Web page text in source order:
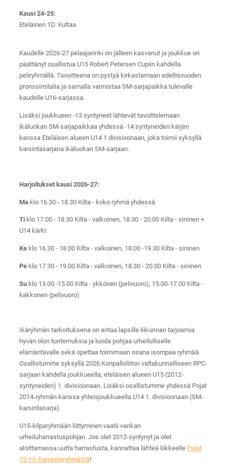
Kausi 24-25:
Eteläinen 1D: kultaa
Kaudelle 2026-27 pelaajarinki on jälleen kasvanut ja joukkue on
päättänyt osallistua U15 Robert Petersen Cupiin kahdella
peliryhmällä. Tavoitteena on pystyä kirkastamaan edellisvuoden
pronssimitalia ja samalla varmistaa SM-sarjapaikka tulevalle
kaudelle U16-sarjassa.
Lisäksi joukkueen -13 syntyneet lähtevät tavoittelemaan
ikäluokan SM-sarjapaikkaa yhdessä -14 syntyneiden kärjen
kanssa Eteläisen alueen U14 1 divisioonaan, joka toimii syksyllä
karsintasarjana ikäluokan SM-sarjaan.
Harjoitukset kausi 2026-27:
Ma klo 16.30 - 18.30 Kilta - koko ryhmä yhdessä
Tiklo 17.00 - 18.30 Kilta - valkoinen, 18.30 - 20.00 Kilta - sininen +
U14 kärki
Keklo 16.30 - 18.00 Kilta - valkoinen, 18.00 -19.30 Kilta - sininen
Pe klo 17.30 - 19.00 Kilta - valkoinen, 18.30 - 20.00 Kilta - sininen
Su klo 13.00 -15.00 Kilta - ykkönen (pelivuoro), 15.00-17.00 Kilta -
kakkonen (pelivuoro)
Ikäryhmän tarkoituksena on antaa lapsille liikunnan tarjoamia
hyvän olon tuntemuksia ja luoda pohjaa urheilulliselle
elämäntavalle sekä opettaa toimimaan osana isompaa ryhmää.
Osallistumme syksyllä 2026 Koripalloliiton valtakunnalliseen RPC-
sarjaan kahdella joukkueella, eteläisen alueen U15 (2012-
syntyneiden) 1. divisioonaan. Lisäksi osallistumme yhdessä Pojat
2014-ryhmän kanssa yhteisjoukkueella U14 1. divisioonaan (SM-
karsintasarja).
U15-kilparyhmään liittyminen vaatii vankan
urheiluharrastuspohjan. Jos olet 2012-syntynyt ja olet
aloittamassa uutta harrastusta, kannattaa lähteä liikkeelle Pojat
12-13 -harrasteryhmästä!